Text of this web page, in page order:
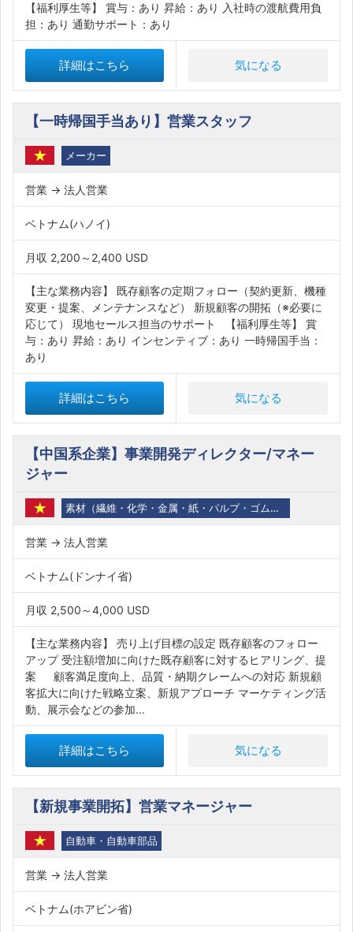
【福利厚生等】 賞与：あり 昇給：あり 入社時の渡航費用負
担：あり 通勤サポート：あり
詳細はこちら 気になる
【一時帰国手当あり】営業スタッフ
メーカー
営業 → 法人営業
ベトナム(ハノイ)
月収 2,200～2,400 USD
【主な業務内容】 既存顧客の定期フォロー（契約更新、機種
変更・提案、メンテナンスなど） 新規顧客の開拓（※必要に
応じて） 現地セールス担当のサポート 【福利厚生等】 賞
与：あり 昇給：あり インセンティブ：あり 一時帰国手当：
あり
詳細はこちら 気になる
【中国系企業】事業開発ディレクター/マネー
ジャー
素材（繊維・化学・金属・紙・パルプ・ゴム・石油・バイオ）
営業 → 法人営業
ベトナム(ドンナイ省)
月収 2,500～4,000 USD
【主な業務内容】 売り上げ目標の設定 既存顧客のフォロー
アップ 受注額増加に向けた既存顧客に対するヒアリング、提
案 顧客満足度向上、品質・納期クレームへの対応 新規顧
客拡大に向けた戦略立案、新規アプローチ マーケティング活
動、展示会などの参加...
詳細はこちら 気になる
【新規事業開拓】営業マネージャー
自動車・自動車部品
営業 → 法人営業
ベトナム(ホアビン省)